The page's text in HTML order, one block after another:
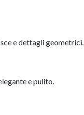
e dettagli geometrici.
e pulito.